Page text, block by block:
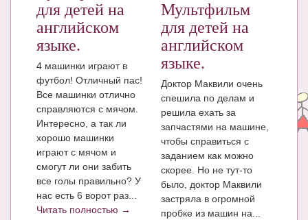
для детей на
английском
языке.
4 машинки играют в
футбол! Отличный пас!
Все машинки отлично
справляются с мячом.
Интересно, а так ли
хорошо машинки
играют с мячом и
смогут ли они забить
все голы правильно? У
нас есть 6 ворот раз...
Читать полностью →
Мультфильм
для детей на
английском
языке.
Доктор Маквили очень
спешила по делам и
решила ехать за
запчастями на машине,
чтобы справиться с
заданием как можно
скорее. Но не тут-то
было, доктор Маквили
застряла в огромной
пробке из машин на...